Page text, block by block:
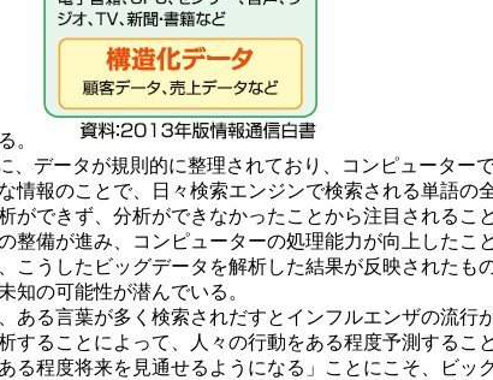
。
、データが規則的に整理されており、コンピューター
情報のことで、日々検索エンジンで検索される単語
ができず、分析ができなかったことから注目される
備が進み、コンピューターの処理能力が向上したこ
うしたビッグデータを解析した結果が反映されたも
の可能性が潜んでいる。
る言葉が多く検索されだすとインフルエンザの流行
することによって、人々の行動をある程度予測する
程度将来を見通せるようになる」ことにこそ、ビッ